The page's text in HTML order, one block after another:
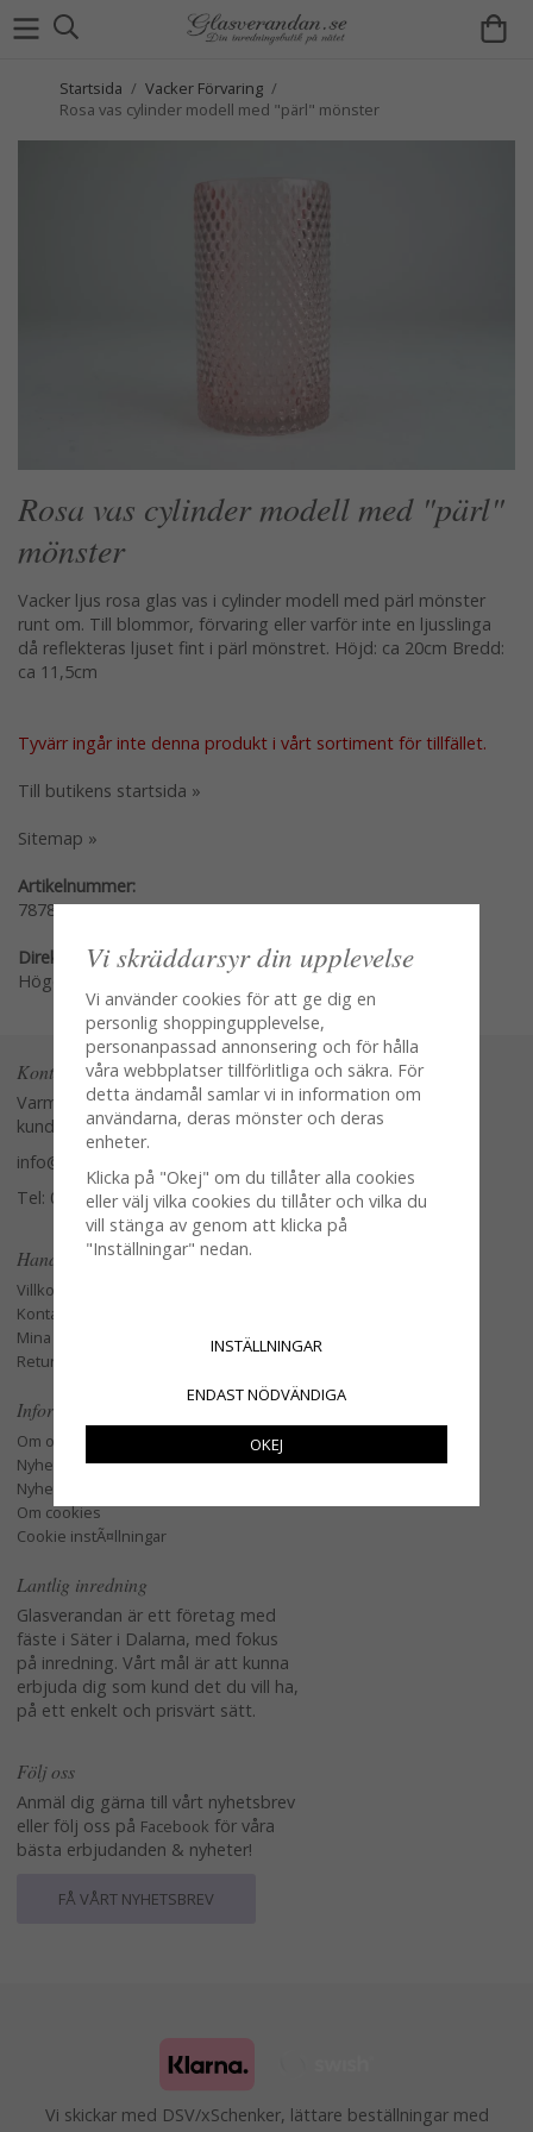
Startsida / Vacker Förvaring /
Rosa vas cylinder modell med "pärl" mönster
Rosa vas cylinder modell med "pärl"
mönster
Vacker ljus rosa glas vas i cylinder modell med pärl mönster
runt om. Till blommor, förvaring eller varför inte en ljusslinga
då reflekteras ljuset fint i pärl mönstret. Höjd: ca 20cm Bredd:
ca 11,5cm
Tyvärr ingår inte denna produkt i vårt sortiment för tillfället.
Till butikens startsida »
Sitemap »
Artikelnummer:
7878-2
Direktlänk:
Högerklicka och kopiera adressen
Kontakta oss
Varmt välkommen att kontakta vår
kundtjänst.
info@glasverandan.se
Tel: 079-3495968
Handla
Villkor
Kontakta oss
Mina favoriter
Retur och Reklamation
Information
Om oss
Nyheter
Nyhetsbrev
Om cookies
Cookie instÃ¤llningar
Lantlig inredning
Glasverandan är ett företag med
fäste i Säter i Dalarna, med fokus
på inredning. Vårt mål är att kunna
erbjuda dig som kund det du vill ha,
på ett enkelt och prisvärt sätt.
Följ oss
Anmäl dig gärna till vårt nyhetsbrev
eller följ oss på Facebook för våra
bästa erbjudanden & nyheter!
FÅ VÅRT NYHETSBREV
Vi skickar med DSV/xSchenker, lättare beställningar med
Vi skräddarsyr din upplevelse
Vi använder cookies för att ge dig en
personlig shoppingupplevelse,
personanpassad annonsering och för hålla
våra webbplatser tillförlitliga och säkra. För
detta ändamål samlar vi in information om
användarna, deras mönster och deras
enheter.
Klicka på "Okej" om du tillåter alla cookies
eller välj vilka cookies du tillåter och vilka du
vill stänga av genom att klicka på
"Inställningar" nedan.
INSTÄLLNINGAR
ENDAST NÖDVÄNDIGA
OKEJ